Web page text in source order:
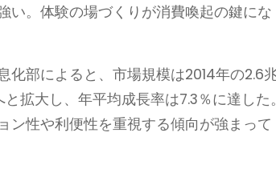
い。体験の場づくりが消費喚起の鍵にな
化部によると、市場規模は2014年の2.6
拡大し、年平均成長率は7.3％に達した
ン性や利便性を重視する傾向が強まって